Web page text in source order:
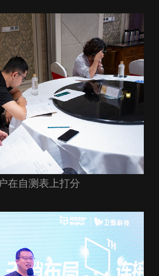
在自测表上打分